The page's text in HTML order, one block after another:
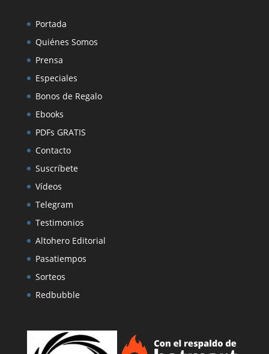
Portada
Quiénes Somos
Prensa
Especiales
Bonos de Regalo
Ebooks
PDFs GRATIS
Contacto
Suscríbete
Vídeos
Telegram
Testimonios
Altohero Editorial
Pasatiempos
Sorteos
Redbubble